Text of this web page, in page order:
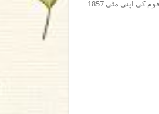
1857 کے دہلی میں رہنے والوں کی داستان۔ ایک شہزادی کی اپنے محبوب سے، ایک سپاہی کی اپنی سر زمین سے، ایک قوم کی اپنی مٹی